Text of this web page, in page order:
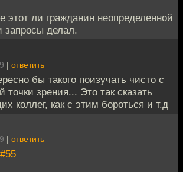
этот ли гражданин неопределенной
запросы делал.
| ответить
бы такого поизучать чисто с
точки зрения... Это так сказать
коллег, как с этим бороться и т.д
| ответить
#55